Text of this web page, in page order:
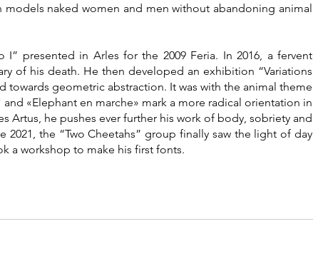
naked women and men without abandoning animal
presented in Arles for the 2009 Feria. In 2016, a fervent
of his death. He then developed an exhibition “Variations
geometric abstraction. It was with the animal theme
«Elephant en marche» mark a more radical orientation in
Artus, he pushes ever further his work of body, sobriety and
the “Two Cheetahs” group finally saw the light of day
a workshop to make his first fonts.